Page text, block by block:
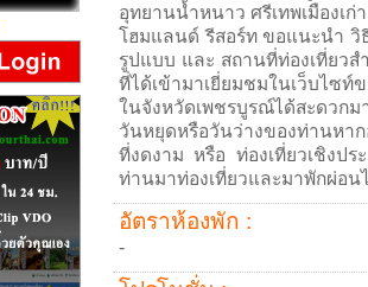
อุทยานน้ำหนาว ศรีเทพเมืองเ
โฮมแลนด์ รีสอร์ท ขอแนะนำ วิ
รูปแบบ และ สถานที่ท่องเที่ยว
ที่ได้เข้ามาเยี่ยมชมในเว็บไซท์
ในจังหวัดเพชรบูรณ์ได้สะดวกม
วันหยุดหรือวันว่างของท่านหา
ที่งดงาม หรือ ท่องเที่ยวเชิงป
ท่านมาท่องเที่ยวและมาพักผ่อ
อัตราห้องพัก :
-